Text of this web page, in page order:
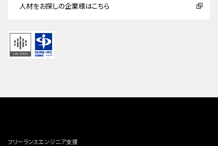
人材をお探しの企業様はこちら
フリーランスエンジニア支援